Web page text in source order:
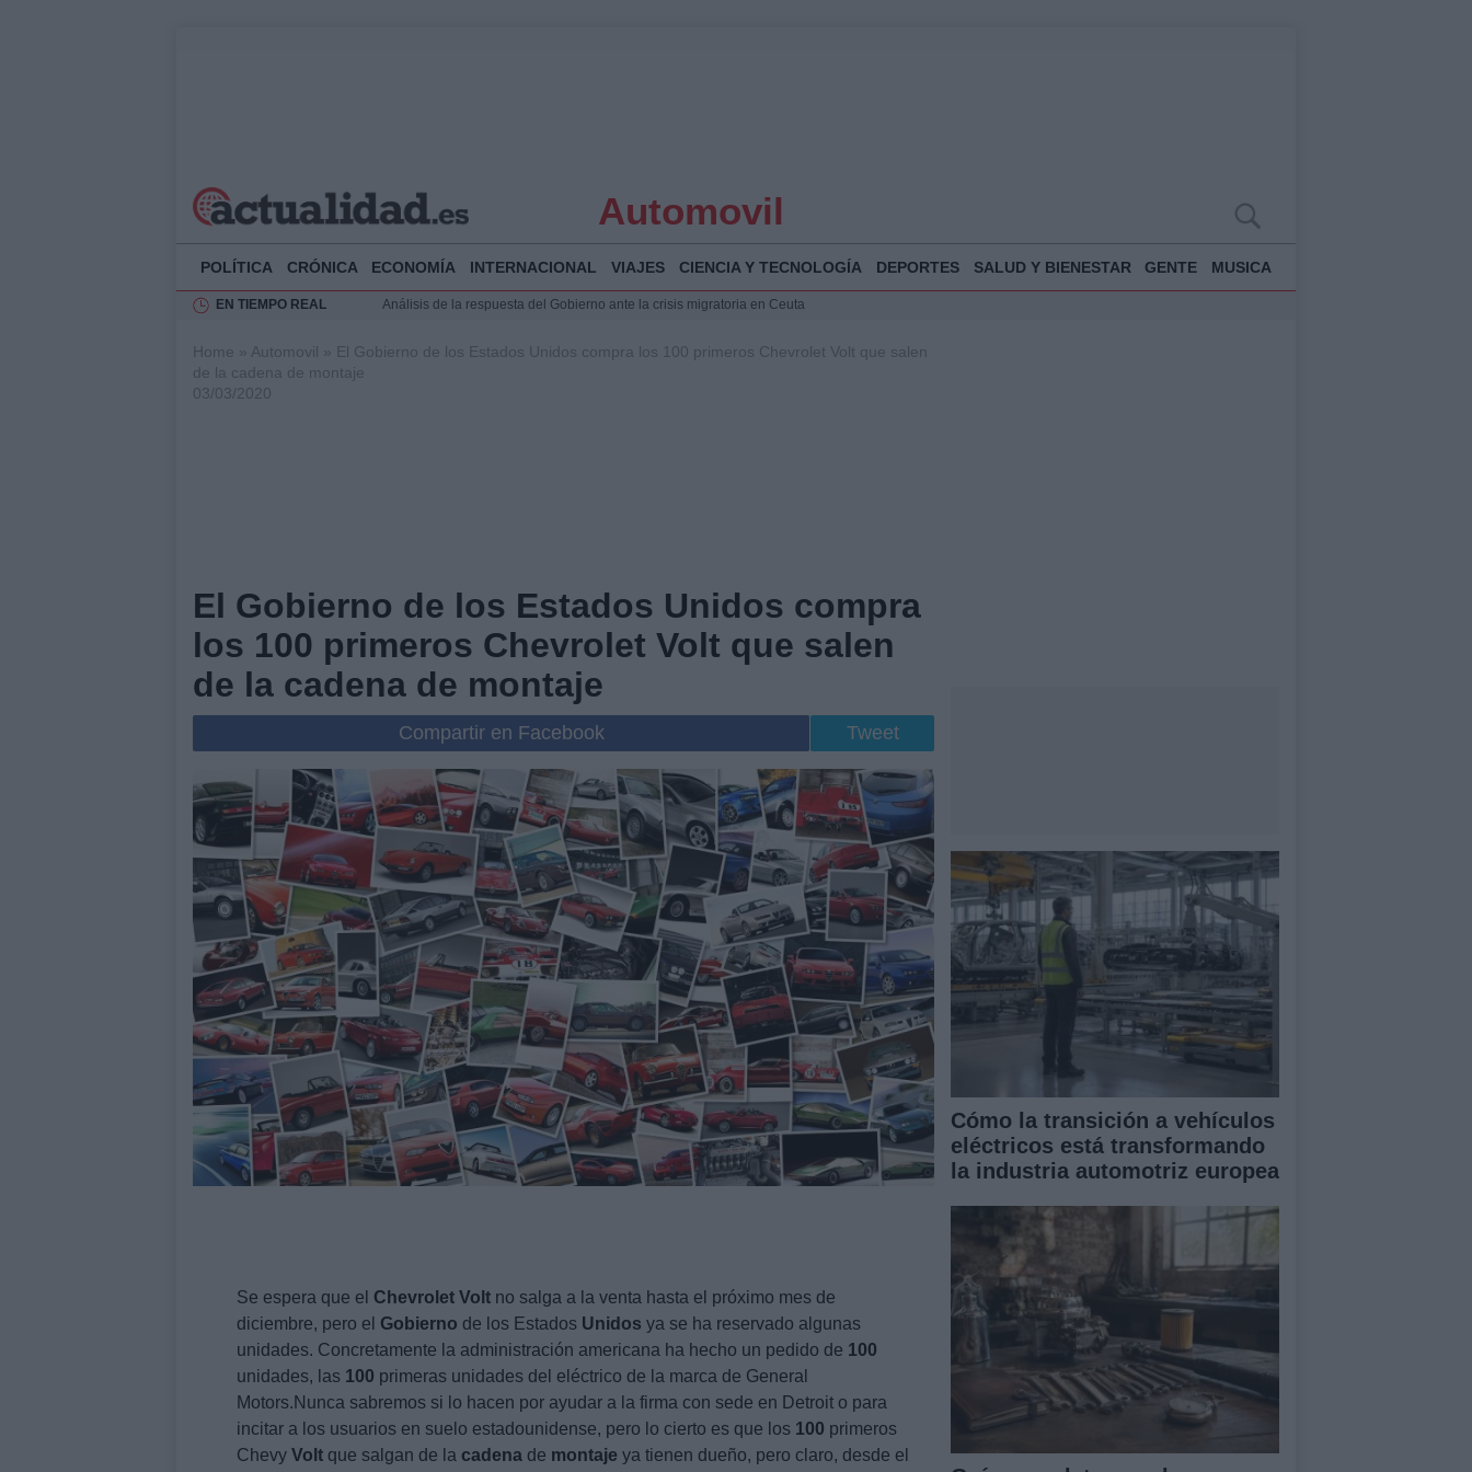
Automovil
POLÍTICA CRÓNICA ECONOMÍA INTERNACIONAL VIAJES CIENCIA Y TECNOLOGÍA DEPORTES SALUD Y BIENESTAR GENTE MUSICA
EN TIEMPO REAL
Análisis de la respuesta del Gobierno ante la crisis migratoria en Ceuta
Felipe VI recibe a Juan Jesús Vivas en Palma para analizar la situación en Ceuta
Home » Automovil » El Gobierno de los Estados Unidos compra los 100 primeros Chevrolet Volt que salen
de la cadena de montaje
03/03/2020
El Gobierno de los Estados Unidos compra
los 100 primeros Chevrolet Volt que salen
de la cadena de montaje
Compartir en Facebook Tweet
Se espera que el Chevrolet Volt no salga a la venta hasta el próximo mes de
diciembre, pero el Gobierno de los Estados Unidos ya se ha reservado algunas
unidades. Concretamente la administración americana ha hecho un pedido de 100
unidades, las 100 primeras unidades del eléctrico de la marca de General
Motors.Nunca sabremos si lo hacen por ayudar a la firma con sede en Detroit o para
incitar a los usuarios en suelo estadounidense, pero lo cierto es que los 100 primeros
Chevy Volt que salgan de la cadena de montaje ya tienen dueño, pero claro, desde el
Cómo la transición a vehículos
eléctricos está transformando
la industria automotriz europea